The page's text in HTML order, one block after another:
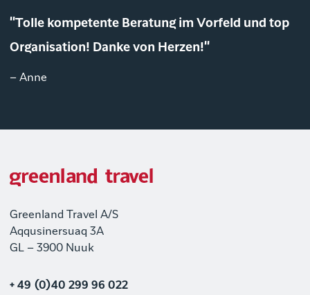
"Tolle kompetente Beratung im Vorfeld und top
Organisation! Danke von Herzen!"
– Anne
Greenland Travel A/S
Aqqusinersuaq 3A
GL – 3900 Nuuk
+ 49 (0)40 299 96 022